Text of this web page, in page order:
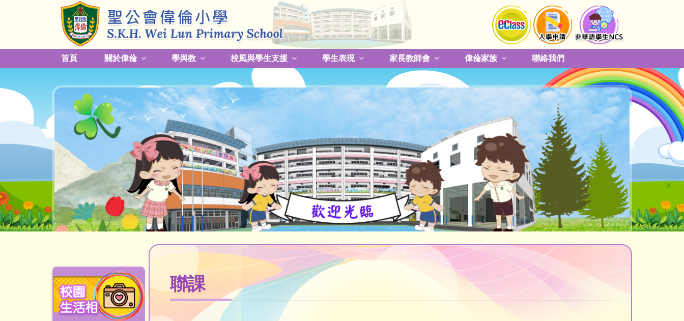
首頁 關於偉倫 學與教 校風與學生支援 學生表現 家長教師會 偉倫家族 聯絡我們
聯課